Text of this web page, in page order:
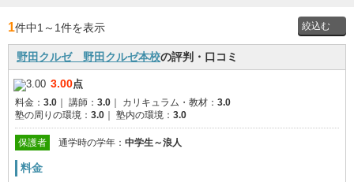
1件中1 ～ 1件を表示
投稿者
通学時
の学年
野田クルゼ 野田クルゼ本校の評判・口コミ
3.00点
料金： 3.0 講師： 3.0 カリキュラム・教材： 3.0
塾の周りの環境： 3.0 塾内の環境： 3.0
保護者 通学時の学年： 中学生～浪人
料金